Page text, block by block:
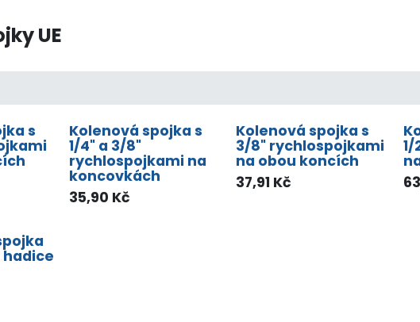
UE
s Kolenová spojka s
1/4" a 3/8"
rychlospojkami na
koncovkách
35,90 Kč
Kolenová spojka s
3/8" rychlospojkami
na obou koncích
37,91 Kč